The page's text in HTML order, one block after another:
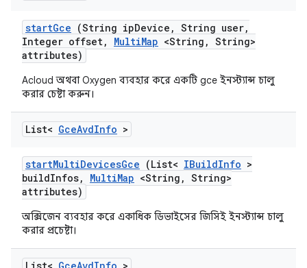
startGce (String ipDevice , String user,
Integer offset, MultiMap <String , String>
attributes)
Acloud অথবা Oxygen ব্যবহার করে একটি gce ইনস্ট্যান্স চালু
করার চেষ্টা করুন।
List< GceAvdInfo >
startMultiDevicesGce (List< IBuildInfo >
buildInfos, MultiMap <String , String>
attributes)
অক্সিজেন ব্যবহার করে একাধিক ডিভাইসের জিসিই ইনস্ট্যান্স চালু
করার প্রচেষ্টা।